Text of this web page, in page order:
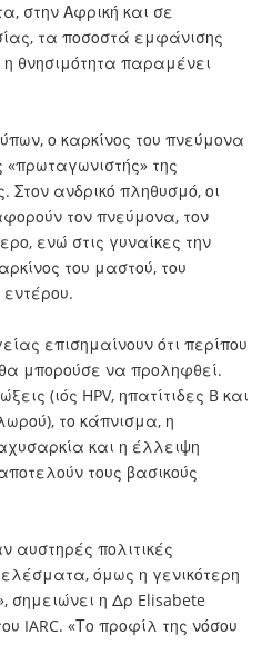
στην Αφρική και σε
τα ποσοστά εμφάνισης
θνησιμότητα παραμένει
ο καρκίνος του πνεύμονα
της
Στον ανδρικό πληθυσμό, οι
τον πνεύμονα, τον
ενώ στις γυναίκες την
του μαστού, του
επισημαίνουν ότι περίπου
μπορούσε να προληφθεί.
(ιός HPV, ηπατίτιδες B και
το κάπνισμα, η
και η έλλειψη
τους βασικούς
πολιτικές
όμως η γενικότερη
σημειώνει η Δρ Elisabete
IARC. «Το προφίλ της νόσου